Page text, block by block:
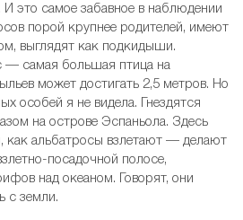
И это самое забавное в наблюдении
порой крупнее родителей, имеют
выглядят как подкидыши.
— самая большая птица на
может достигать 2,5 метров. Но
особей я не видела. Гнездятся
на острове Эспаньола. Здесь
как альбатросы взлетают — делают
посадочной полосе,
над океаном. Говорят, они
с земли.